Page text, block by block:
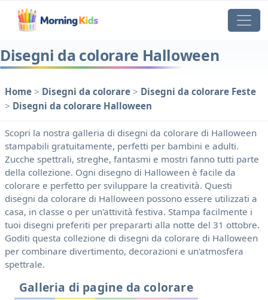
Disegni da colorare Halloween
Home > Disegni da colorare > Disegni da colorare Feste
> Disegni da colorare Halloween
Scopri la nostra galleria di disegni da colorare di Halloween
stampabili gratuitamente, perfetti per bambini e adulti.
Zucche spettrali, streghe, fantasmi e mostri fanno tutti parte
della collezione. Ogni disegno di Halloween è facile da
colorare e perfetto per sviluppare la creatività. Questi
disegni da colorare di Halloween possono essere utilizzati a
casa, in classe o per un'attività festiva. Stampa facilmente i
tuoi disegni preferiti per prepararti alla notte del 31 ottobre.
Goditi questa collezione di disegni da colorare di Halloween
per combinare divertimento, decorazioni e un'atmosfera
spettrale.
Galleria di pagine da colorare